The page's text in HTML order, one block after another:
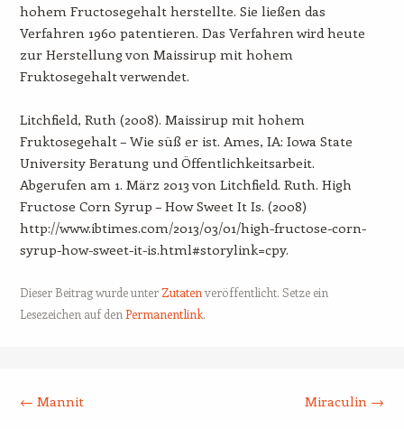
hohem Fructosegehalt herstellte. Sie ließen das
Verfahren 1960 patentieren. Das Verfahren wird heute
zur Herstellung von Maissirup mit hohem
Fruktosegehalt verwendet.
Litchfield, Ruth (2008). Maissirup mit hohem
Fruktosegehalt – Wie süß er ist. Ames, IA: Iowa State
University Beratung und Öffentlichkeitsarbeit.
Abgerufen am 1. März 2013 von Litchfield. Ruth. High
Fructose Corn Syrup – How Sweet It Is. (2008)
http://www.ibtimes.com/2013/03/01/high-fructose-corn-
syrup-how-sweet-it-is.html#storylink=cpy.
Dieser Beitrag wurde unter Zutaten veröffentlicht. Setze ein
Lesezeichen auf den Permanentlink.
← Mannit Miraculin →